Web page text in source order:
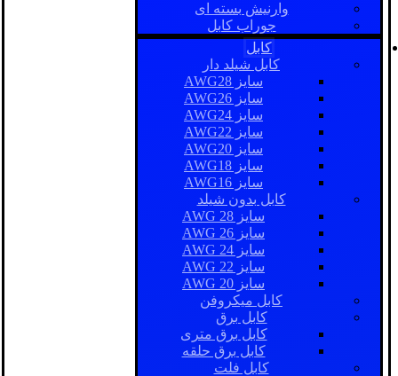
وارنیش بسته ای
جوراب کابل
کابل
کابل شیلد دار
سایز AWG28
سایز AWG26
سایز AWG24
سایز AWG22
سایز AWG20
سایز AWG18
سایز AWG16
کابل بدون شیلد
سایز AWG 28
سایز AWG 26
سایز AWG 24
سایز AWG 22
سایز AWG 20
کابل میکروفن
کابل برق
کابل برق متری
کابل برق حلقه
کابل فلت